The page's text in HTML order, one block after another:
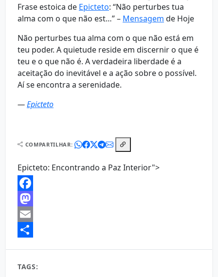
Frase estoica de Epicteto: “Não perturbes tua
alma com o que não est…” – Mensagem de Hoje
Não perturbes tua alma com o que não está em
teu poder. A quietude reside em discernir o que é
teu e o que não é. A verdadeira liberdade é a
aceitação do inevitável e a ação sobre o possível.
Aí se encontra a serenidade.
—Epicteto
COMPARTILHAR:
Epicteto: Encontrando a Paz Interior">
Facebook
Mastodon
Email
TAGS: